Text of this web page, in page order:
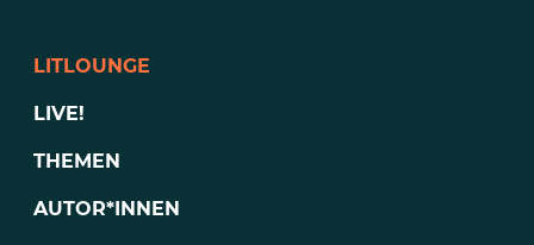
LITLOUNGE
LIVE!
THEMEN
AUTOR*INNEN